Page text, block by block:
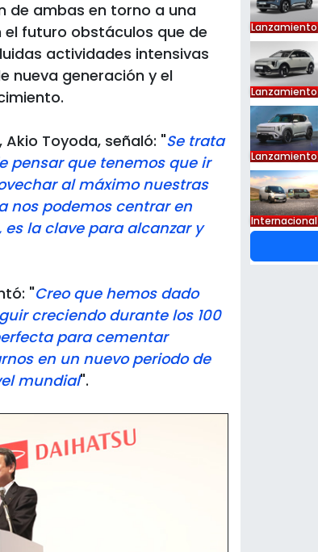
de ambas en torno a una
futuro obstáculos que de
actividades intensivas
nueva generación y el
Toyoda, señaló: "Se trata
pensar que tenemos que ir
al máximo nuestras
nos podemos centrar en
la clave para alcanzar y
"Creo que hemos dado
creciendo durante los 100
para cementar
en un nuevo periodo de
mundial".
Lanzamiento
Lanzamiento
Lanzamiento
Internacional